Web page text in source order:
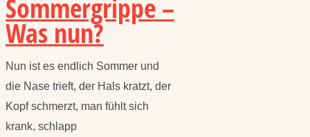
Sommergrippe –
Was nun?
Nun ist es endlich Sommer und
die Nase trieft, der Hals kratzt, der
Kopf schmerzt, man fühlt sich
krank, schlapp